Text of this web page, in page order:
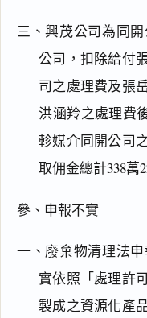
三、興茂公司為同
公司，扣除給付
司之處理費及張
洪涵羚之處理費
軫媒介同開公司
取佣金總計338萬
參、申報不實
一、廢棄物清理法
實依照「處理許
製成之資源化產